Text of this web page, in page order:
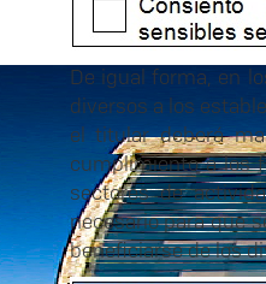
De igual forma, en
diversos a los
el titular deberá
cumplimiento a los
sectores de
necesario para que
beneficiarse de los